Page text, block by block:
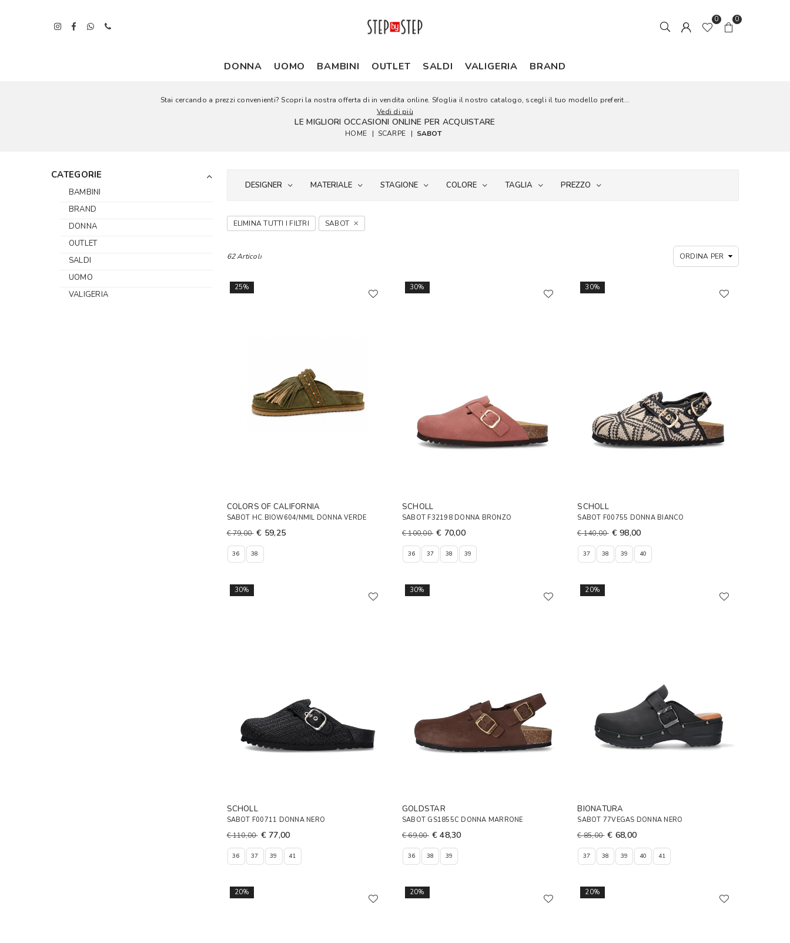
0 0
DONNA UOMO BAMBINI OUTLET SALDI VALIGERIA BRAND
Stai cercando a prezzi convenienti? Scopri la nostra offerta di in vendita online. Sfoglia il nostro catalogo, scegli il tuo modello preferit...
Vedi di più
LE MIGLIORI OCCASIONI ONLINE PER ACQUISTARE
HOME | SCARPE | SABOT
CATEGORIE
BAMBINI
BRAND
DONNA
OUTLET
SALDI
UOMO
VALIGERIA
DESIGNER MATERIALE STAGIONE COLORE TAGLIA PREZZO
ELIMINA TUTTI I FILTRI SABOT
62 Articoli
25%
COLORS OF CALIFORNIA
SABOT HC.BIOW604/NMIL DONNA VERDE
€ 79,00 € 59,25
36 38
30%
SCHOLL
SABOT F32198 DONNA BRONZO
€ 100,00 € 70,00
36 37 38 39
30%
SCHOLL
SABOT F00755 DONNA BIANCO
€ 140,00 € 98,00
37 38 39 40
30%
SCHOLL
SABOT F00711 DONNA NERO
€ 110,00 € 77,00
36 37 39 41
30%
GOLDSTAR
SABOT GS1855C DONNA MARRONE
€ 69,00 € 48,30
36 38 39
20%
BIONATURA
SABOT 77VEGAS DONNA NERO
€ 85,00 € 68,00
37 38 39 40 41
20% 20% 20%